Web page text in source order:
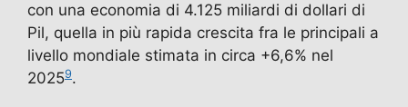
con una economia di 4.125 miliardi di dollari di
Pil, quella in più rapida crescita fra le principali a
livello mondiale stimata in circa +6,6% nel
20259.